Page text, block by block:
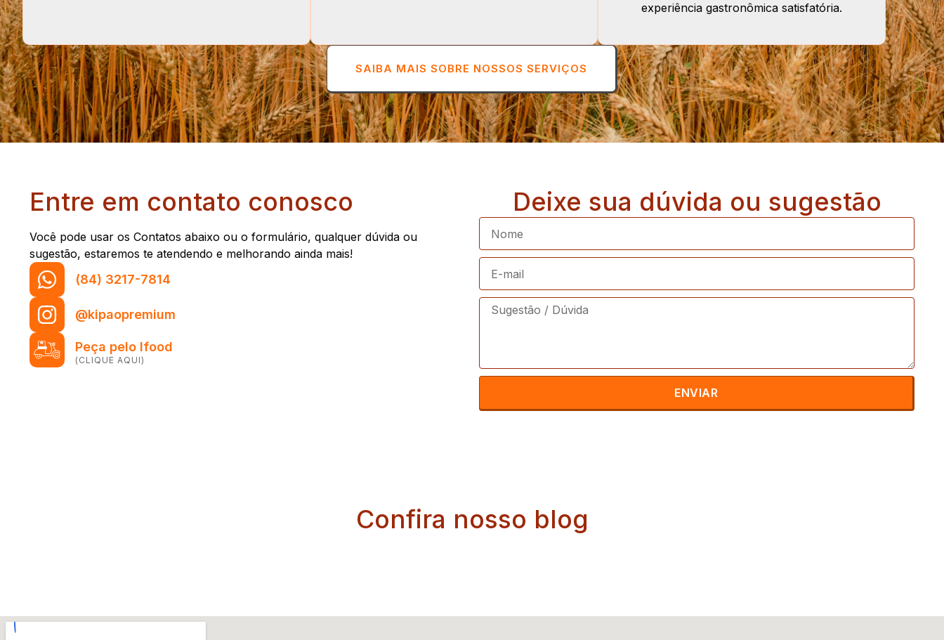
experiência gastronômica satisfatória.
SAIBA MAIS SOBRE NOSSOS SERVIÇOS
Deixe sua dúvida ou sugestão
ENVIAR
Entre em contato conosco
Você pode usar os Contatos abaixo ou o formulário, qualquer dúvida ou
sugestão, estaremos te atendendo e melhorando ainda mais!
(84) 3217-7814
@kipaopremium
Peça pelo Ifood
(CLIQUE AQUI)
Confira nosso blog